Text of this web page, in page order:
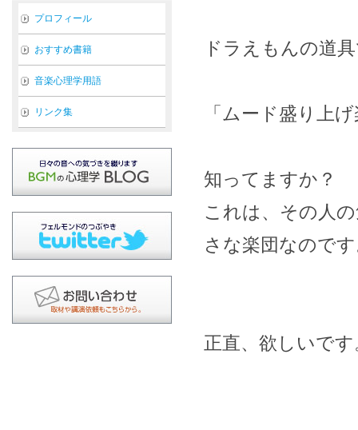
ドラえもんの道
「ムード盛り上
知ってますか？
これは、その人
さな楽団なので
正直、欲しいです
プロフィール
おすすめ書籍
音楽心理学用語
リンク集